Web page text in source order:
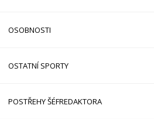
OSOBNOSTI
OSTATNÍ SPORTY
POSTŘEHY ŠÉFREDAKTORA